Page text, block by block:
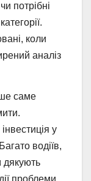
потрібні
коли
аналіз
саме
у
водіїв,
дякують